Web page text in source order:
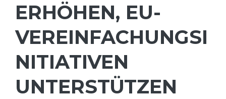
ERHÖHEN, EU-
VEREINFACHUNGSI
NITIATIVEN
UNTERSTÜTZEN